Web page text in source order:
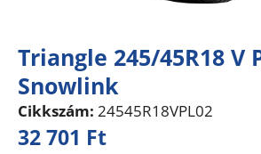
Triangle 245/45R18 V
Snowlink
Cikkszám: 24545R18VPL02
32 701 Ft